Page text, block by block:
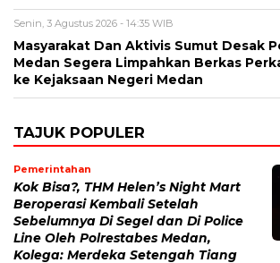
Senin, 3 Agustus 2026 - 14:35 WIB
Masyarakat Dan Aktivis Sumut Desak
Medan Segera Limpahkan Berkas
ke Kejaksaan Negeri Medan
TAJUK POPULER
Pemerintahan
Kok Bisa?, THM Helen’s Night Mart
Beroperasi Kembali Setelah
Sebelumnya Di Segel dan Di Police
Line Oleh Polrestabes Medan,
Kolega: Merdeka Setengah Tiang